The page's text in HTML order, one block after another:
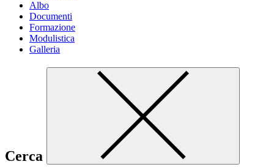
Albo
Documenti
Formazione
Modulistica
Galleria
Cerca